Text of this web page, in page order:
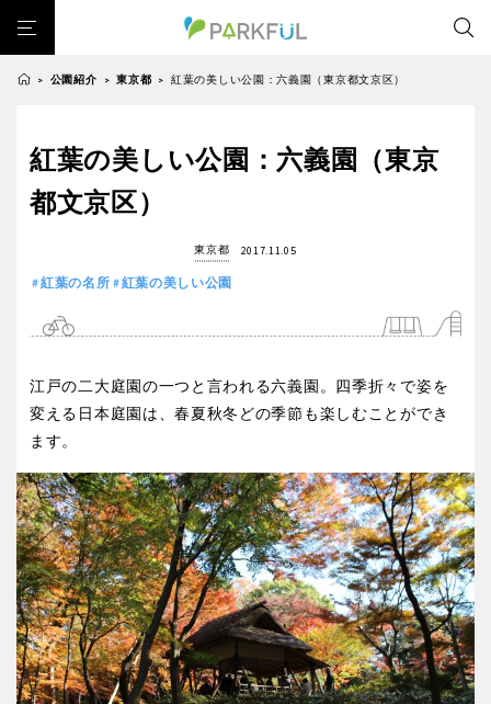
芝生広場 幼児向け 大型遊具 ピックアップ1000公園
テニスコート 野球場
サッカー・フットサル
動物園・ふれあい 歴史・文化財
さくら名所100公園
洋式庭園 ドッグラン ローラー滑り台 植物園 夜景スポット
バスケットゴール ふわふわドーム 健康遊具 ゲートボール
スケートパーク ライトアップ イルミネーション イベント
交通公園
地域で探す
北海道・東北
関東
茨城 栃木
群馬 埼玉
大型遊具 ピックアップ1000公園
自然が豊か
水遊び
テニスコート
紅葉の名所
ランニングコース 動物園・ふれあい
歴史・文化財
屋内遊び場 アスレチックコース
バスケットボール 彫刻・アート
桜・梅の名所 コトブキ事例
洋式庭園 ドッグラン
ローラー滑り台 植物園
夜景スポット Pickup
> 公園紹介 > 東京都 > 紅葉の美しい公園：六義園（東京都文京区）
紅葉の美しい公園：六義園（東京
都文京区）
東京都 2017.11.05
紅葉の名所 紅葉の美しい公園
江戸の二大庭園の一つと言われる六義園。四季折々で姿を
変える日本庭園は、春夏秋冬どの季節も楽しむことができ
ます。